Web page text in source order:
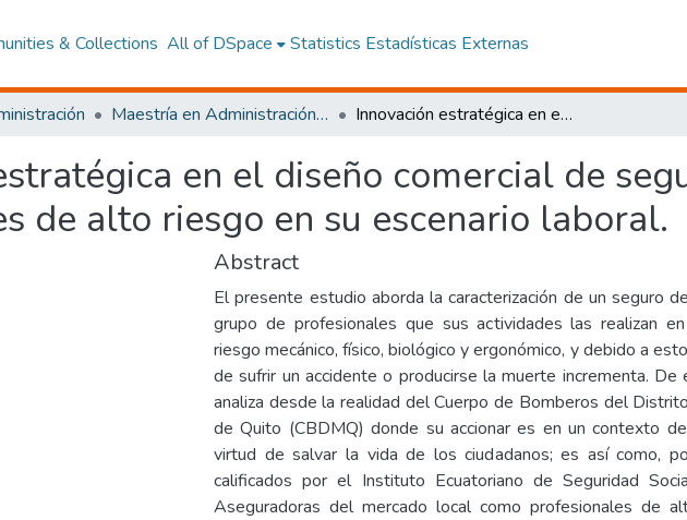
& Collections All of DSpace Statistics Estadísticas Externas
Maestría en Administración de Empresas Mención Innovación Socioproductiva Sostenible Innovación estratégica en el diseño comercial de seguros de vida para profesionales de alto riesgo en su escenario laboral.
en el diseño comercial de
de alto riesgo en su escenario laboral.
Abstract
El presente estudio aborda la caracterización de un seguro
grupo de profesionales que sus actividades las realizan
riesgo mecánico, físico, biológico y ergonómico, y debido a
de sufrir un accidente o producirse la muerte incrementa. De
analiza desde la realidad del Cuerpo de Bomberos del
de Quito (CBDMQ) donde su accionar es en un contexto
virtud de salvar la vida de los ciudadanos; es así como,
calificados por el Instituto Ecuatoriano de Seguridad
Aseguradoras del mercado local como profesionales de